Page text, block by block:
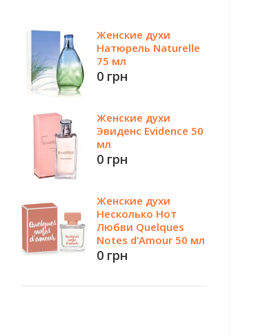
Женские духи
Натюрель Naturelle
75 мл
0 грн
Женские духи
Эвиденс Evidence 50
мл
0 грн
Женские духи
Несколько Нот
Любви Quelques
Notes d’Amour 50 мл
0 грн